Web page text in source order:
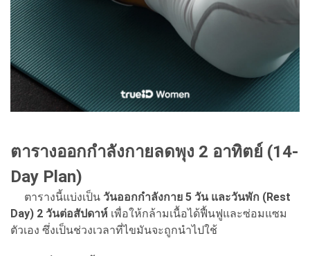
ตารางออกกำลังกายลดพุง 2 อาทิตย์ (14-
Day Plan)
ตารางนี้แบ่งเป็น วันออกกำลังกาย 5 วัน และวันพัก (Rest
Day) 2 วันต่อสัปดาห์ เพื่อให้กล้ามเนื้อได้ฟื้นฟูและซ่อมแซม
ตัวเอง ซึ่งเป็นช่วงเวลาที่ไขมันจะถูกนำไปใช้